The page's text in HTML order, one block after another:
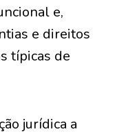
e,
e direitos
típicas de
jurídica a